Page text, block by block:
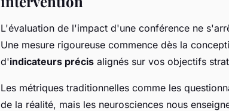
L'évaluation de l'impact d'une conférence ne
Une mesure rigoureuse commence dès la
d'indicateurs précis alignés sur vos objectifs
Les métriques traditionnelles comme les
de la réalité, mais les neurosciences nous